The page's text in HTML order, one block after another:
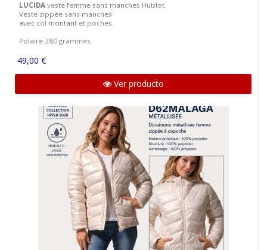
LUCIDA veste femme sans manches Hublot.
Veste zippée sans manches
avec col montant et poches.
Polaire 280 grammes.
49,00 €
Ver producto